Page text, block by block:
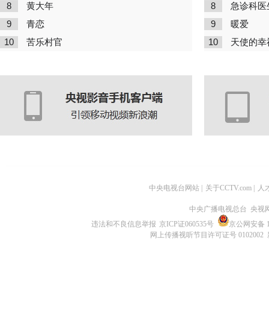
8 黄大年
9 青恋
10 苦乐村官
8 急诊科医
9 暖爱
10 天使的幸
中央电视台网站 关于CCTV.com 人
中央广播电视总台 央视
违法和不良信息举报 京ICP证060535号
京公网安备
网上传播视听节目许可证号 0102002